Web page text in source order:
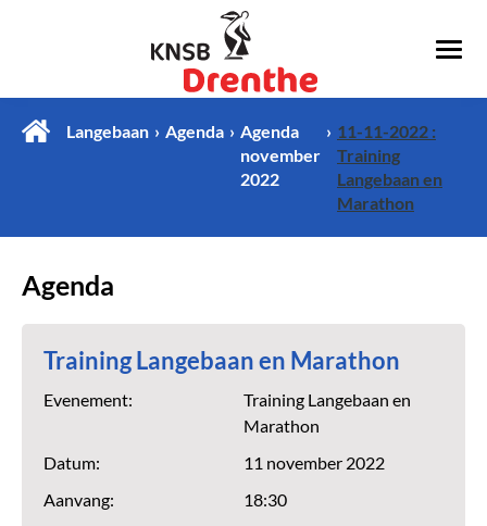
Langebaan Agenda
Agenda
november
2022
11-11-2022 :
Training
Langebaan en
Marathon
Agenda
Training Langebaan en Marathon
Evenement:
Training Langebaan en
Marathon
Datum:
11 november 2022
Aanvang:
18:30